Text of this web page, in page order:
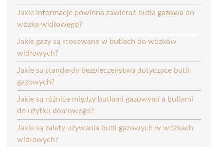
Jakie informacje powinna zawierać butla gazowa do
wózka widłowego?
Jakie gazy są stosowane w butlach do wózków
widłowych?
Jakie są standardy bezpieczeństwa dotyczące butli
gazowych?
Jakie są różnice między butlami gazowymi a butlami
do użytku domowego?
Jakie są zalety używania butli gazowych w wózkach
widłowych?